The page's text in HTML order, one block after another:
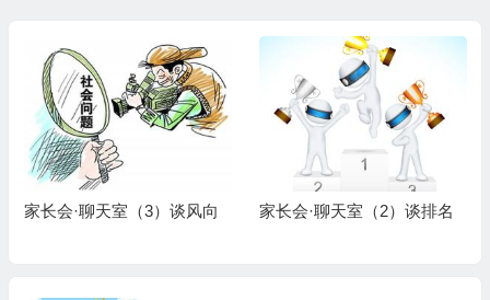
家长会·聊天室（2）谈排名 家长会·聊天室（1）谈减肥